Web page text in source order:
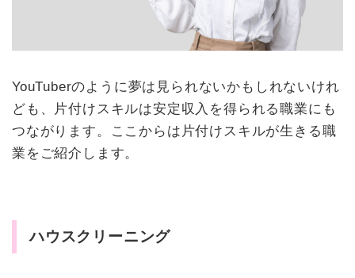
YouTuberのように夢は見られないかもしれないけれ
ども、片付けスキルは安定収入を得られる職業にも
つながります。ここからは片付けスキルが生きる職
業をご紹介します。
ハウスクリーニング